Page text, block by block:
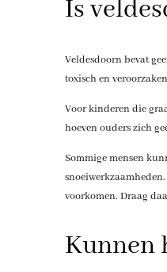
Is
Veldesdoorn bevat
toxisch en
Voor kinderen die
hoeven ouders zich
Sommige mensen
voorkomen. Draag
Kunnen